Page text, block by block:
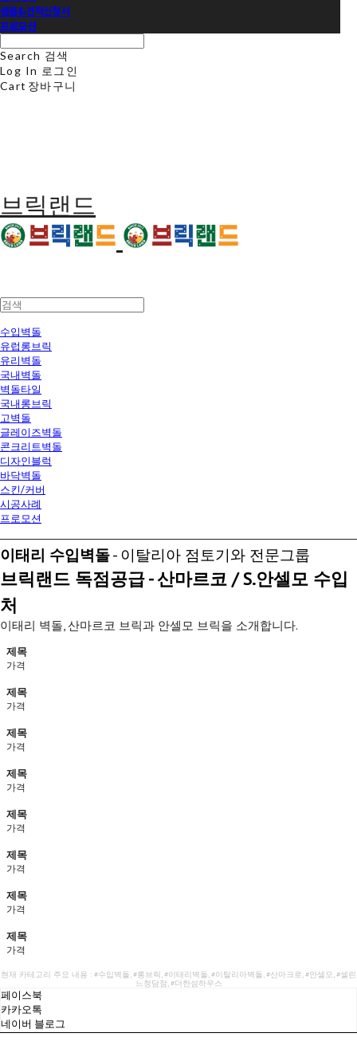
샘플&견적신청서
프로모션
Search 검색
Log In 로그인
Cart 장바구니
브릭랜드
수입벽돌
유럽롱브릭
유리벽돌
국내벽돌
벽돌타일
국내롱브릭
고벽돌
글레이즈벽돌
콘크리트벽돌
디자인블럭
바닥벽돌
스킨/커버
시공사례
프로모션
이태리 수입벽돌- 이탈리아 점토기와 전문그룹
브릭랜드 독점공급 - 산마르코 / S.안셀모 수입
처
이태리 벽돌, 산마르코 브릭과 안셀모 브릭을 소개합니다.
제목
가격
제목
가격
제목
가격
제목
가격
제목
가격
제목
가격
제목
가격
제목
가격
현재 카테고리 주요 내용 : #수입벽돌, #롱브릭, #이태리벽돌, #이탈리아벽돌, #산마크로, #안셀모, #셀린
느청담점, #더한섬하우스
페이스북
카카오톡
네이버 블로그